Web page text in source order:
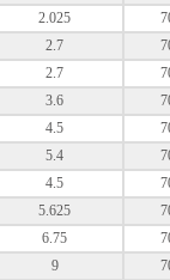
2.025
2.7
2.7
3.6
4.5
5.4
4.5
5.625
6.75
9